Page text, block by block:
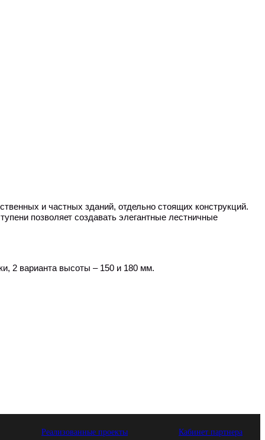
и частных зданий, отдельно стоящих конструкций.
позволяет создавать элегантные лестничные
2 варианта высоты – 150 и 180 мм.
Реализованные проекты Кабинет партнера